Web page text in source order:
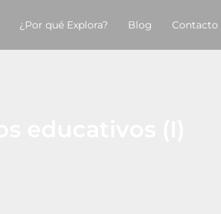
¿Por qué Explora? Blog Contacto